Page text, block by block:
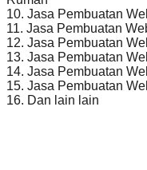
10. Jasa Pembuatan
11. Jasa Pembuatan
12. Jasa Pembuatan
13. Jasa Pembuatan
14. Jasa Pembuatan
15. Jasa Pembuatan
16. Dan lain lain